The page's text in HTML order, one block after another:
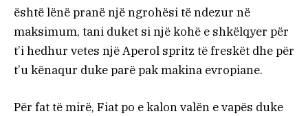
është lënë pranë një ngrohësi të ndezur në
maksimum, tani duket si një kohë e shkëlqyer për
t’i hedhur vetes një Aperol spritz të freskët dhe për
t’u kënaqur duke parë pak makina evropiane.
Për fat të mirë, Fiat po e kalon valën e vapës duke